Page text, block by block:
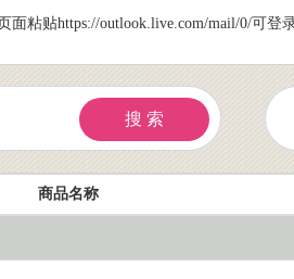
粘贴https://outlook.live.com/mail/0/可登录
搜 索
商品名称